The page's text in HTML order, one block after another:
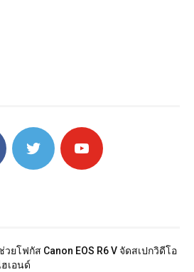
วยโฟกัส Canon EOS R6 V จัดสเปกวิดีโอ
เอนด์